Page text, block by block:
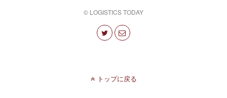
© LOGISTICS TODAY
トップに戻る